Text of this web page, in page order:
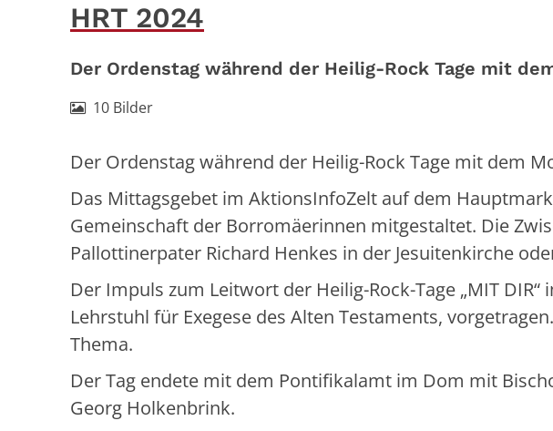
HRT 2024
Der Ordenstag während der Heilig-Rock Tage mit
10 Bilder
Der Ordenstag während der Heilig-Rock Tage mit dem
Das Mittagsgebet im AktionsInfoZelt auf dem
Gemeinschaft der Borromäerinnen mitgestaltet. Die
Pallottinerpater Richard Henkes in der Jesuitenkirche
Der Impuls zum Leitwort der Heilig-Rock-Tage „MIT
Lehrstuhl für Exegese des Alten Testaments,
Thema.
Der Tag endete mit dem Pontifikalamt im Dom mit
Georg Holkenbrink.